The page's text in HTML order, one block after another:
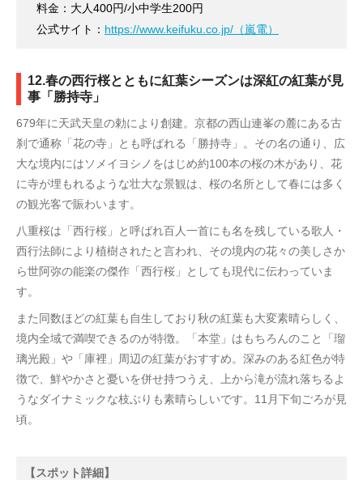
料金：大人400円/小中学生200円
公式サイト： https://www.keifuku.co.jp/（嵐電）
12.春の西行桜とともに紅葉シーズンは深紅の紅葉が見
事「勝持寺」
679年に天武天皇の勅により創建。京都の西山連峯の麓にある古
刹で通称「花の寺」とも呼ばれる「勝持寺」。その名の通り、広
大な境内にはソメイヨシノをはじめ約100本の桜の木があり、花
に寺が埋もれるような壮大な景観は、桜の名所として春には多く
の観光客で賑わいます。
八重桜は「西行桜」と呼ばれ百人一首にも名を残している歌人・
西行法師により植樹されたと言われ、その境内の花々の美しさか
ら世阿弥の能楽の傑作「西行桜」としても現代に伝わっていま
す。
また同数ほどの紅葉も自生しており秋の紅葉も大変素晴らしく、
境内全域で満喫できるのが特徴。「本堂」はもちろんのこと「瑠
璃光殿」や「庫裡」周辺の紅葉がおすすめ。深みのある紅色が特
徴で、鮮やかさと憂いを併せ持つうえ、上から滝が流れ落ちるよ
うなダイナミックな枝ぶりも素晴らしいです。11月下旬ごろが見
頃。
【スポット詳細】